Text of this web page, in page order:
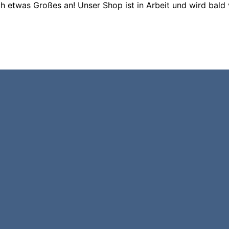
etwas Großes an! Unser Shop ist in Arbeit und wird